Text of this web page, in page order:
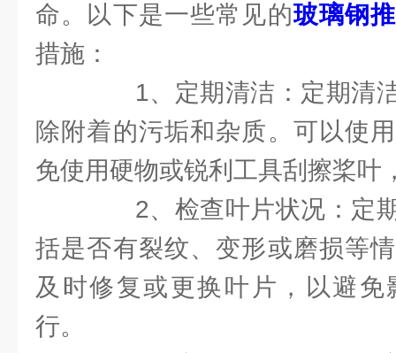
命。以下是一些常见的玻璃钢
措施：
1、定期清洁：定期清洁
除附着的污垢和杂质。可以使
免使用硬物或锐利工具刮擦桨叶
2、检查叶片状况：定期
括是否有裂纹、变形或磨损等
及时修复或更换叶片，以避
行。